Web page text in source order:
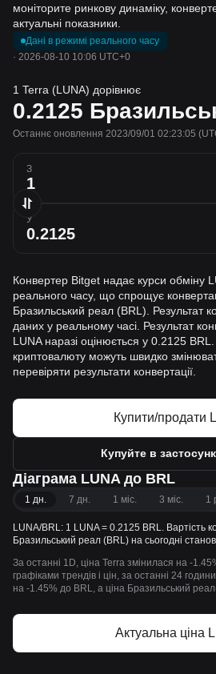
моніторите ринкову динаміку,
актуальні показники.
Дані в режимі реального часу
· 2026-08-10 10:06 UTC+0
1 Terra (LUNA) дорівнює
0.2125
Останнє оновлення 2023/09/01 02:23:05
З
У
Конвертер Bitget надає курси обміну
реального часу, що спрощує
Бразильський реал (BRL). Результат
даних у реальному часі. Результат
LUNA наразі оцінюється у 0.2125 BRL.
криптовалюту можуть швидко
перевіряти результати конвертації.
Купити/продати
Купуйте в
Діаграма LUNA до BRL
1 дн. 7 дн. 1 міс. 3 міс. 1
LUNA/BRL: 1 LUNA = 0.2125 BRL. Вартість
Бразильський реал (BRL) на сьогодні
За останні 1D, ціна Terra змінилася на -
графіками трендів і цін, за останні 24
на -1.45% до BRL, а ціна Бразильський
Актуальна ціна